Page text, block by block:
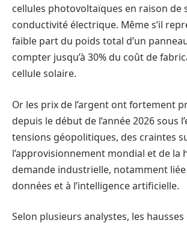
cellules photovoltaïques en raison de
conductivité électrique. Même s’il
faible part du poids total d’un
compter jusqu’à 30% du coût de
cellule solaire.
Or les prix de l’argent ont fortement
depuis le début de l’année 2026 sous
tensions géopolitiques, des craintes
l’approvisionnement mondial et de la
demande industrielle, notamment
données et à l’intelligence artificielle.
Selon plusieurs analystes, les